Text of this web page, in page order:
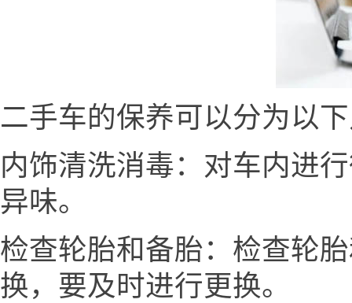
二手车的保养可以分为以
内饰清洗消毒：对车内进
异味。
检查轮胎和备胎：检查轮
换，要及时进行更换。